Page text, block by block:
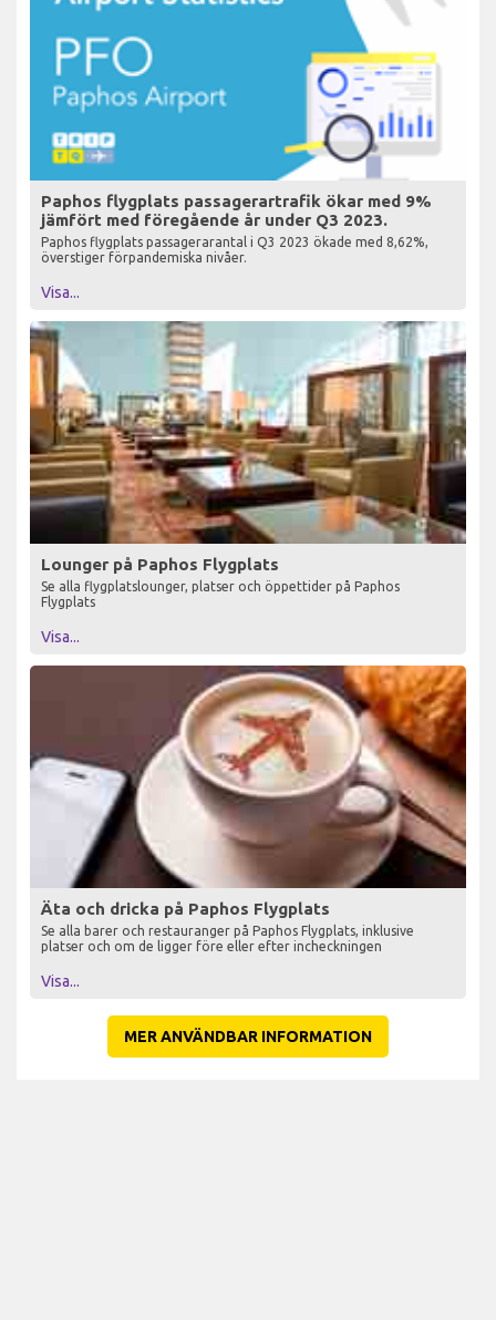
Paphos flygplats passagerartrafik ökar med 9%
jämfört med föregående år under Q3 2023.
Paphos flygplats passagerarantal i Q3 2023 ökade med 8,62%,
överstiger förpandemiska nivåer.
Visa...
Lounger på Paphos Flygplats
Se alla flygplatslounger, platser och öppettider på Paphos
Flygplats
Visa...
Äta och dricka på Paphos Flygplats
Se alla barer och restauranger på Paphos Flygplats, inklusive
platser och om de ligger före eller efter incheckningen
Visa...
MER ANVÄNDBAR INFORMATION